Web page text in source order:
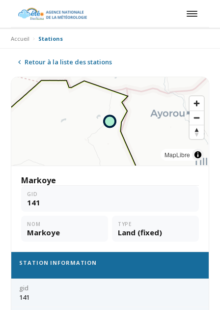
Accueil Stations
Retour à la liste des stations
MapLibre
Markoye
GID
141
NOM
Markoye
TYPE
Land (fixed)
STATION INFORMATION
gid
141